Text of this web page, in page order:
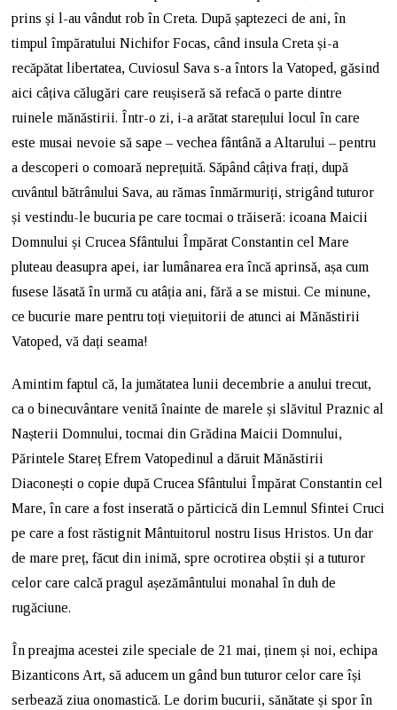
prins și l-au vândut rob în Creta. După șaptezeci de ani, în
timpul împăratului Nichifor Focas, când insula Creta și-a
recăpătat libertatea, Cuviosul Sava s-a întors la Vatoped, găsind
aici câțiva călugări care reușiseră să refacă o parte dintre
ruinele mănăstirii. Într-o zi, i-a arătat starețului locul în care
este musai nevoie să sape – vechea fântână a Altarului – pentru
a descoperi o comoară neprețuită. Săpând câțiva frați, după
cuvântul bătrânului Sava, au rămas înmărmuriți, strigând tuturor
și vestindu-le bucuria pe care tocmai o trăiseră: icoana Maicii
Domnului și Crucea Sfântului Împărat Constantin cel Mare
pluteau deasupra apei, iar lumânarea era încă aprinsă, așa cum
fusese lăsată în urmă cu atâția ani, fără a se mistui. Ce minune,
ce bucurie mare pentru toți viețuitorii de atunci ai Mănăstirii
Vatoped, vă dați seama!
Amintim faptul că, la jumătatea lunii decembrie a anului trecut,
ca o binecuvântare venită înainte de marele și slăvitul Praznic al
Nașterii Domnului, tocmai din Grădina Maicii Domnului,
Părintele Stareț Efrem Vatopedinul a dăruit Mănăstirii
Diaconești o copie după Crucea Sfântului Împărat Constantin cel
Mare, în care a fost inserată o părticică din Lemnul Sfintei Cruci
pe care a fost răstignit Mântuitorul nostru Iisus Hristos. Un dar
de mare preț, făcut din inimă, spre ocrotirea obștii și a tuturor
celor care calcă pragul așezământului monahal în duh de
rugăciune.
În preajma acestei zile speciale de 21 mai, ținem și noi, echipa
Bizanticons Art, să aducem un gând bun tuturor celor care își
serbează ziua onomastică. Le dorim bucurii, sănătate și spor în